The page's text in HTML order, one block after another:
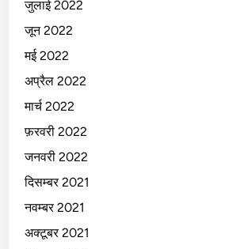
जुलाई 2022
जून 2022
मई 2022
अप्रैल 2022
मार्च 2022
फ़रवरी 2022
जनवरी 2022
दिसम्बर 2021
नवम्बर 2021
अक्टूबर 2021